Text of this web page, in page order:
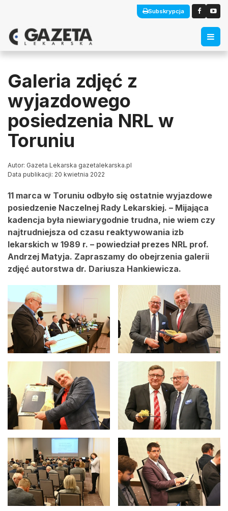
Subskrypcja
Galeria zdjęć z
wyjazdowego
posiedzenia NRL w
Toruniu
Autor: Gazeta Lekarska gazetalekarska.pl
Data publikacji: 20 kwietnia 2022
11 marca w Toruniu odbyło się ostatnie wyjazdowe
posiedzenie Naczelnej Rady Lekarskiej. – Mijająca
kadencja była niewiarygodnie trudna, nie wiem czy
najtrudniejsza od czasu reaktywowania izb
lekarskich w 1989 r. – powiedział prezes NRL prof.
Andrzej Matyja. Zapraszamy do obejrzenia galerii
zdjęć autorstwa dr. Dariusza Hankiewicza.